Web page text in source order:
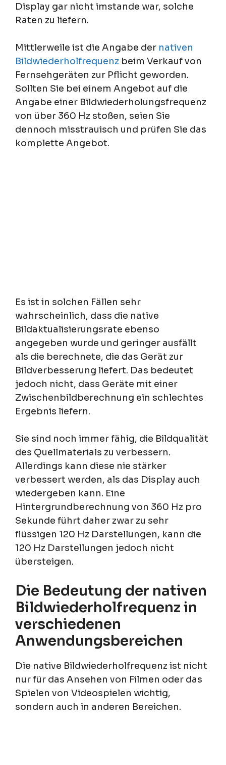
Display gar nicht imstande war, solche
Raten zu liefern.
Mittlerweile ist die Angabe der nativen
Bildwiederholfrequenz beim Verkauf von
Fernsehgeräten zur Pflicht geworden.
Sollten Sie bei einem Angebot auf die
Angabe einer Bildwiederholungsfrequenz
von über 360 Hz stoßen, seien Sie
dennoch misstrauisch und prüfen Sie das
komplette Angebot.
Es ist in solchen Fällen sehr
wahrscheinlich, dass die native
Bildaktualisierungsrate ebenso
angegeben wurde und geringer ausfällt
als die berechnete, die das Gerät zur
Bildverbesserung liefert. Das bedeutet
jedoch nicht, dass Geräte mit einer
Zwischenbildberechnung ein schlechtes
Ergebnis liefern.
Sie sind noch immer fähig, die Bildqualität
des Quellmaterials zu verbessern.
Allerdings kann diese nie stärker
verbessert werden, als das Display auch
wiedergeben kann. Eine
Hintergrundberechnung von 360 Hz pro
Sekunde führt daher zwar zu sehr
flüssigen 120 Hz Darstellungen, kann die
120 Hz Darstellungen jedoch nicht
übersteigen.
Die Bedeutung der nativen
Bildwiederholfrequenz in
verschiedenen
Anwendungsbereichen
Die native Bildwiederholfrequenz ist nicht
nur für das Ansehen von Filmen oder das
Spielen von Videospielen wichtig,
sondern auch in anderen Bereichen.